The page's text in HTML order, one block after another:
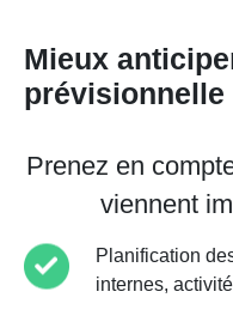
Mieux
prévisionnelle
Prenez en
viennent
Planification
internes,